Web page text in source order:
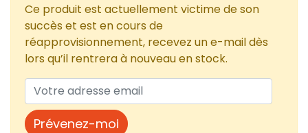
Ce produit est actuellement victime de son
succès et est en cours de
réapprovisionnement, recevez un e-mail dès
lors qu’il rentrera à nouveau en stock.
Prévenez-moi